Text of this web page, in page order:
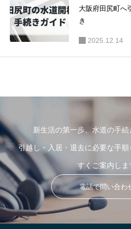
大阪府田尻町へ
き
2025.12.14
新生活の第一歩、水道の手続
引越し・入居・退去に必要な手
すくご案内しま
電話で問い合わ